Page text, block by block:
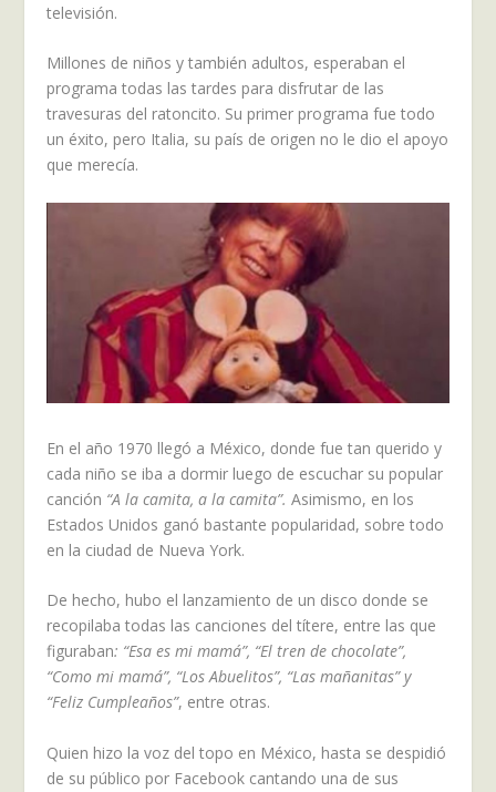
televisión.
Millones de niños y también adultos, esperaban el
programa todas las tardes para disfrutar de las
travesuras del ratoncito. Su primer programa fue todo
un éxito, pero Italia, su país de origen no le dio el apoyo
que merecía.
En el año 1970 llegó a México, donde fue tan querido y
cada niño se iba a dormir luego de escuchar su popular
canción “A la camita, a la camita”. Asimismo, en los
Estados Unidos ganó bastante popularidad, sobre todo
en la ciudad de Nueva York.
De hecho, hubo el lanzamiento de un disco donde se
recopilaba todas las canciones del títere, entre las que
figuraban: “Esa es mi mamá”, “El tren de chocolate”,
“Como mi mamá”, “Los Abuelitos”, “Las mañanitas” y
“Feliz Cumpleaños”, entre otras.
Quien hizo la voz del topo en México, hasta se despidió
de su público por Facebook cantando una de sus